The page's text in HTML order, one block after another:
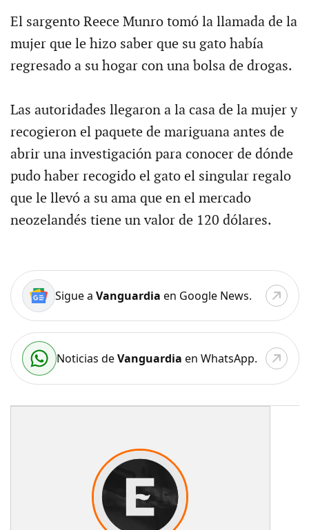
El sargento Reece Munro tomó la llamada de la
mujer que le hizo saber que su gato había
regresado a su hogar con una bolsa de drogas.
Las autoridades llegaron a la casa de la mujer y
recogieron el paquete de mariguana antes de
abrir una investigación para conocer de dónde
pudo haber recogido el gato el singular regalo
que le llevó a su ama que en el mercado
neozelandés tiene un valor de 120 dólares.
Sigue a Vanguardia en Google News.
Noticias deVanguardia en WhatsApp.